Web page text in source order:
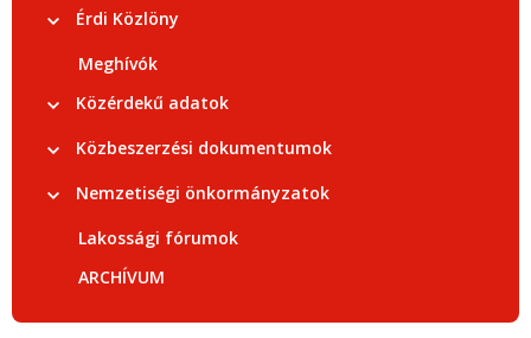
Érdi Közlöny
Meghívók
Közérdekű adatok
Közbeszerzési dokumentumok
Nemzetiségi önkormányzatok
Lakossági fórumok
ARCHÍVUM